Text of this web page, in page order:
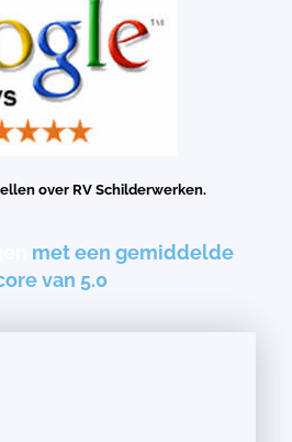
over RV Schilderwerken.
met een gemiddelde
van 5.0